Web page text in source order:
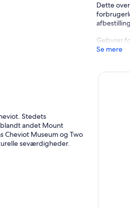
Dette
Gebyrer
Se mere
Stedets
andet Mount
Cheviot Museum og Two
seværdigheder.